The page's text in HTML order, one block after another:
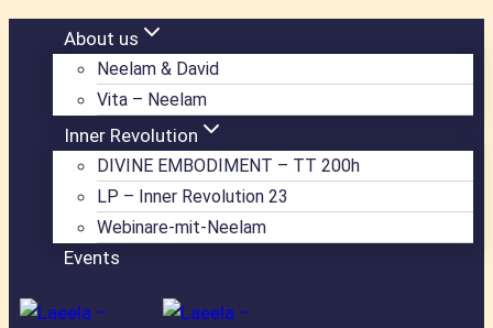
About us
Neelam & David
Vita – Neelam
Inner Revolution
DIVINE EMBODIMENT – TT 200h
LP – Inner Revolution 23
Webinare-mit-Neelam
Events